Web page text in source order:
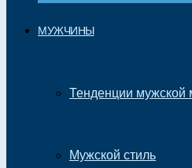
МУЖЧИНЫ
Тенденции мужской
Мужской стиль